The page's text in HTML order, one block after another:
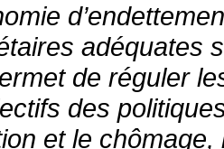
adéquates
de réguler
des
et le